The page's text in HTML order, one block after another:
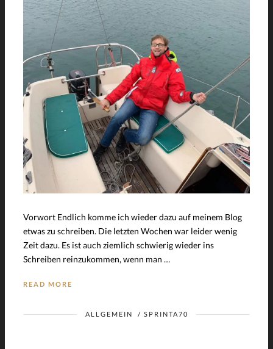
Vorwort Endlich komme ich wieder dazu auf meinem Blog
etwas zu schreiben. Die letzten Wochen war leider wenig
Zeit dazu. Es ist auch ziemlich schwierig wieder ins
Schreiben reinzukommen, wenn man …
READ MORE
ALLGEMEIN / SPRINTA70